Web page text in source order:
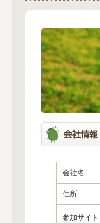
会社名
住所
参加サイト